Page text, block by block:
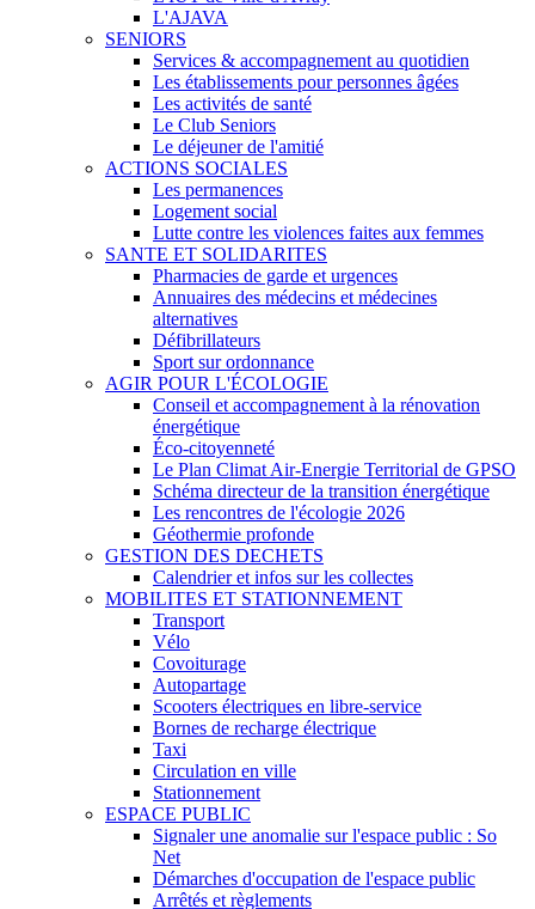
L'AJAVA
SENIORS
Services & accompagnement au quotidien
Les établissements pour personnes âgées
Les activités de santé
Le Club Seniors
Le déjeuner de l'amitié
ACTIONS SOCIALES
Les permanences
Logement social
Lutte contre les violences faites aux femmes
SANTE ET SOLIDARITES
Pharmacies de garde et urgences
Annuaires des médecins et médecines
alternatives
Défibrillateurs
Sport sur ordonnance
AGIR POUR L'ÉCOLOGIE
Conseil et accompagnement à la rénovation
énergétique
Éco-citoyenneté
Le Plan Climat Air-Energie Territorial de GPSO
Schéma directeur de la transition énergétique
Les rencontres de l'écologie 2026
Géothermie profonde
GESTION DES DECHETS
Calendrier et infos sur les collectes
MOBILITES ET STATIONNEMENT
Transport
Vélo
Covoiturage
Autopartage
Scooters électriques en libre-service
Bornes de recharge électrique
Taxi
Circulation en ville
Stationnement
ESPACE PUBLIC
Signaler une anomalie sur l'espace public : So
Net
Démarches d'occupation de l'espace public
Arrêtés et règlements